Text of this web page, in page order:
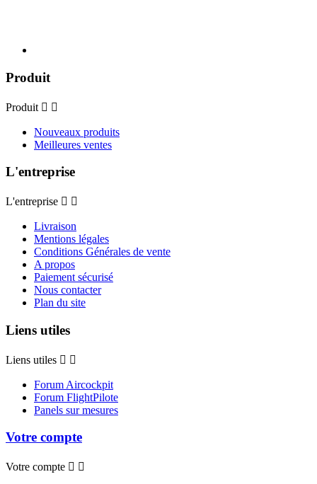
Produit
Produit  
Nouveaux produits
Meilleures ventes
L'entreprise
L'entreprise  
Livraison
Mentions légales
Conditions Générales de vente
A propos
Paiement sécurisé
Nous contacter
Plan du site
Liens utiles
Liens utiles  
Forum Aircockpit
Forum FlightPilote
Panels sur mesures
Votre compte
Votre compte  